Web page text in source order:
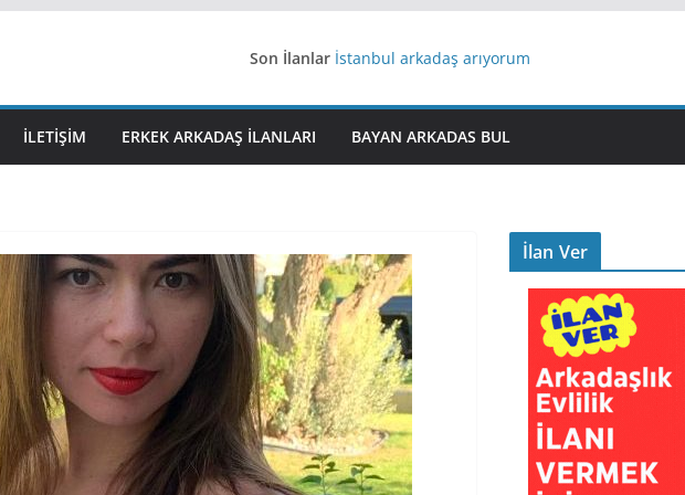
Son İlanlar İstanbul arkadaş arıyorum
Yeni Bir Aşk Lazım
iş arayanlara iş
İLETIŞIM ERKEK ARKADAŞ ILANLARI BAYAN ARKADAS BUL
İlan Ver